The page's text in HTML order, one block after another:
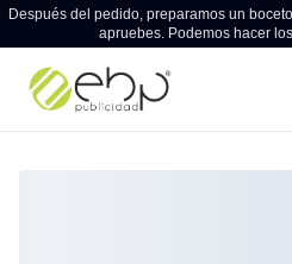
Después del pedido, preparamos un
apruebes. Podemos hacer